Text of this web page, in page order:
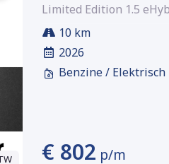
Limited Edition 1.5
10 km
2026
Benzine / Elektrisch
€ 802 p/m